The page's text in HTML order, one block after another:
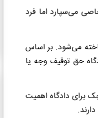
می‌سپارد اما فرد
می‌شود. بر اساس
حق توقیف وجه یا
برای دادگاه اهمیت